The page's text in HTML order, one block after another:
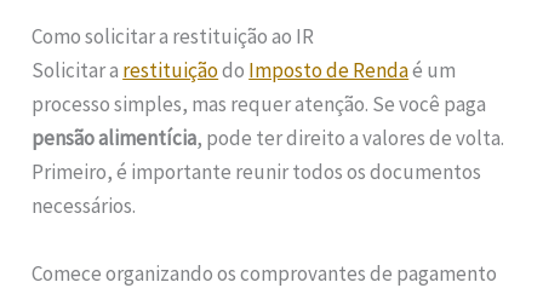
Como solicitar a restituição ao IR
Solicitar a restituiçãodo Imposto de Rendaé um
processo simples, mas requer atenção. Se você paga
pensão alimentícia, pode ter direito a valores de volta.
Primeiro, é importante reunir todos os documentos
necessários.
Comece organizando os comprovantes de pagamento